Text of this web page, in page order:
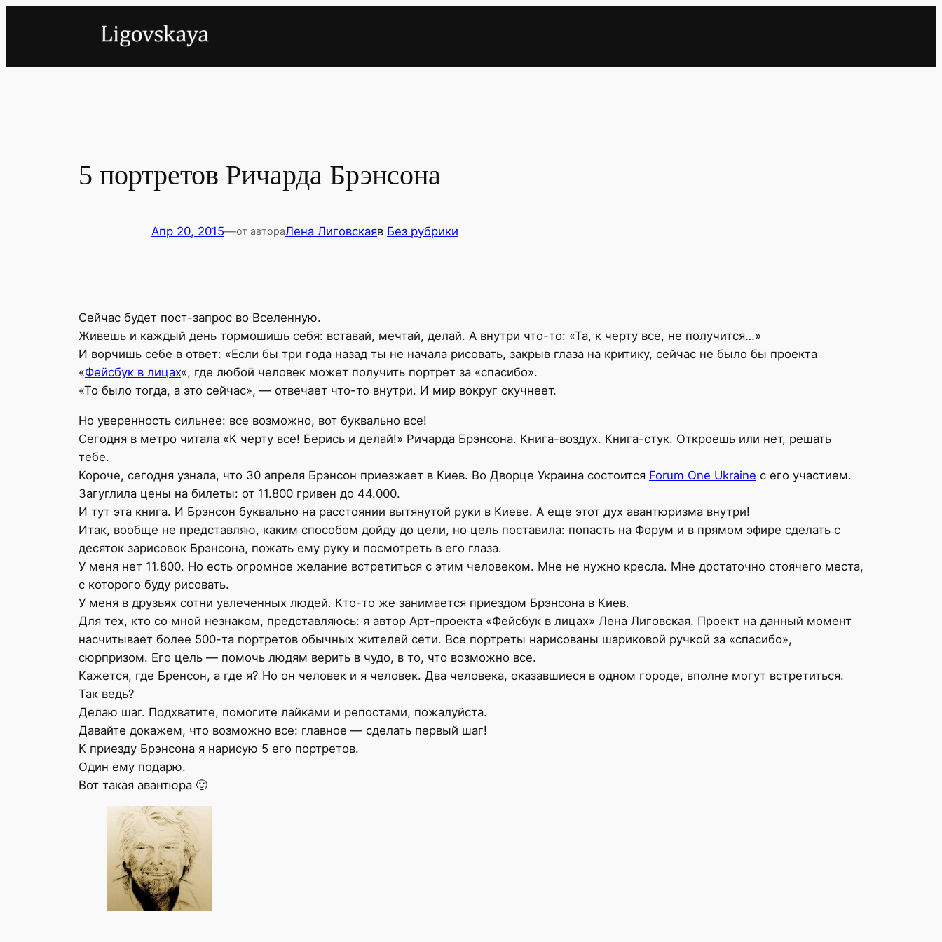
5 портретов Ричарда Брэнсона
Апр 20, 2015—от автораЛена Лиговскаяв Без рубрики
Сейчас будет пост-запрос во Вселенную.
Живешь и каждый день тормошишь себя: вставай, мечтай, делай. А внутри что-то: «Та, к черту все, не получится…»
И ворчишь себе в ответ: «Если бы три года назад ты не начала рисовать, закрыв глаза на критику, сейчас не было бы проекта
«Фейсбук в лицах«, где любой человек может получить портрет за «спасибо».
«То было тогда, а это сейчас», — отвечает что-то внутри. И мир вокруг скучнеет.
Но уверенность сильнее: все возможно, вот буквально все!
Сегодня в метро читала «К черту все! Берись и делай!» Ричарда Брэнсона. Книга-воздух. Книга-стук. Откроешь или нет, решать
тебе.
Короче, сегодня узнала, что 30 апреля Брэнсон приезжает в Киев. Во Дворце Украина состоится Forum One Ukraine с его участием.
Загуглила цены на билеты: от 11.800 гривен до 44.000.
И тут эта книга. И Брэнсон буквально на расстоянии вытянутой руки в Киеве. А еще этот дух авантюризма внутри!
Итак, вообще не представляю, каким способом дойду до цели, но цель поставила: попасть на Форум и в прямом эфире сделать с
десяток зарисовок Брэнсона, пожать ему руку и посмотреть в его глаза.
У меня нет 11.800. Но есть огромное желание встретиться с этим человеком. Мне не нужно кресла. Мне достаточно стоячего места,
с которого буду рисовать.
У меня в друзьях сотни увлеченных людей. Кто-то же занимается приездом Брэнсона в Киев.
Для тех, кто со мной незнаком, представляюсь: я автор Арт-проекта «Фейсбук в лицах» Лена Лиговская. Проект на данный момент
насчитывает более 500-та портретов обычных жителей сети. Все портреты нарисованы шариковой ручкой за «спасибо»,
сюрпризом. Его цель — помочь людям верить в чудо, в то, что возможно все.
Кажется, где Бренсон, а где я? Но он человек и я человек. Два человека, оказавшиеся в одном городе, вполне могут встретиться.
Так ведь?
Делаю шаг. Подхватите, помогите лайками и репостами, пожалуйста.
Давайте докажем, что возможно все: главное — сделать первый шаг!
К приезду Брэнсона я нарисую 5 его портретов.
Один ему подарю.
Вот такая авантюра 🙂